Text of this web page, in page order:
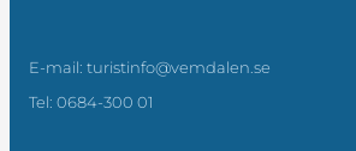
E-mail: turistinfo@vemdalen.se
Tel: 0684-300 01